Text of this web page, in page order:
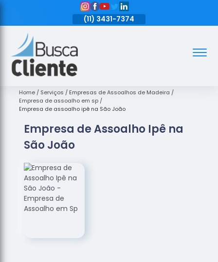
(11) 3431-7374
Assoalhos
de Madeira
Decks de
Empresas
de
de Madeira
Loja de
Assoalhos
Raspagem
Home Serviços
Empresas de Assoalhos de Madeira
Empresa de assoalho em sp
Empresa de assoalho ipê na São João
Empresa de Assoalho Ipê na
São João